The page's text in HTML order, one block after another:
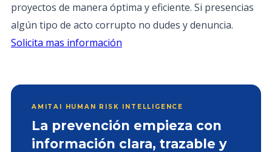
proyectos de manera óptima y eficiente. Si presencias
algún tipo de acto corrupto no dudes y denuncia.
Solicita mas información
AMITAI HUMAN RISK INTELLIGENCE
La prevención empieza con
información clara, trazable y